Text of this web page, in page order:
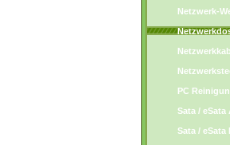
Netzwerk-
PC
Sata / eSata
Sata / eSata